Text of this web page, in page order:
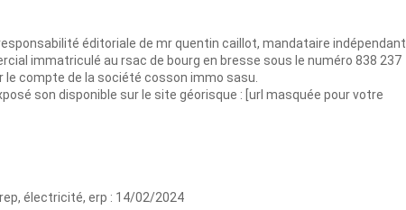
éditoriale de mr quentin caillot, mandataire indépendant
immatriculé au rsac de bourg en bresse sous le numéro 838 237
compte de la société cosson immo sasu.
son disponible sur le site géorisque : [url masquée pour votre
électricité, erp : 14/02/2024